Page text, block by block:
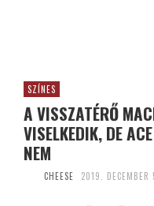
SZÍNES
A VISSZATÉRŐ
VISELKEDIK, DE
NEM
CHEESE 2019. DECEMBER